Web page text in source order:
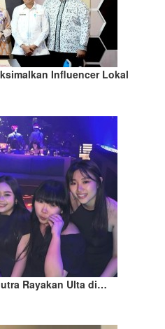
Influencer Lokal
Rayakan Ulta di…